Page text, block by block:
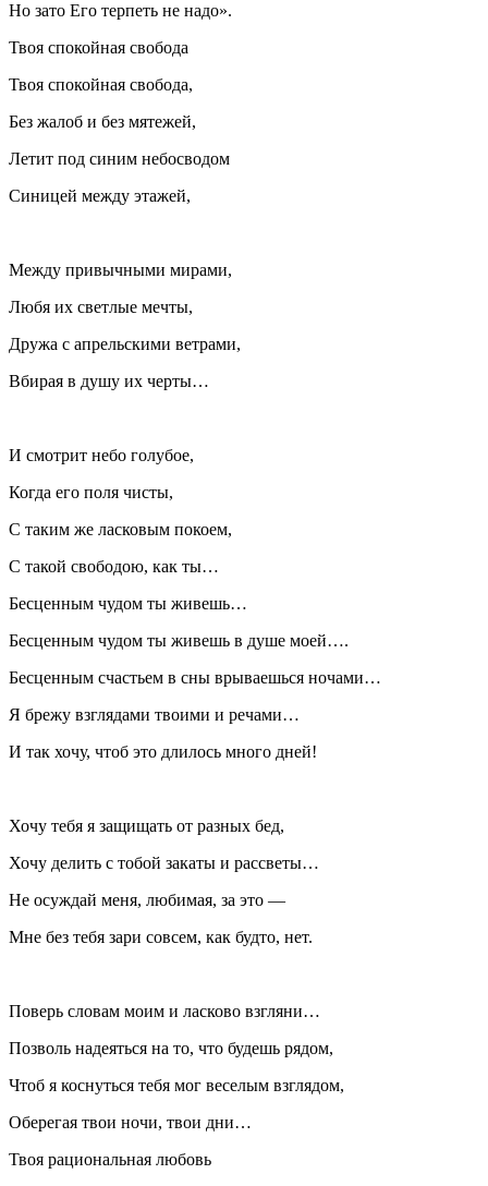
Но зато Его терпеть не надо».
Твоя спокойная свобода
Твоя спокойная свобода,
Без жалоб и без мятежей,
Летит под синим небосводом
Синицей между этажей,
Между привычными мирами,
Любя их светлые мечты,
Дружа с апрельскими ветрами,
Вбирая в душу их черты…
И смотрит небо голубое,
Когда его поля чисты,
С таким же ласковым покоем,
С такой свободою, как ты…
Бесценным чудом ты живешь…
Бесценным чудом ты живешь в душе моей….
Бесценным счастьем в сны врываешься ночами…
Я брежу взглядами твоими и речами…
И так хочу, чтоб это длилось много дней!
Хочу тебя я защищать от разных бед,
Хочу делить с тобой закаты и рассветы…
Не осуждай меня, любимая, за это —
Мне без тебя зари совсем, как будто, нет.
Поверь словам моим и ласково взгляни…
Позволь надеяться на то, что будешь рядом,
Чтоб я коснуться тебя мог веселым взглядом,
Оберегая твои ночи, твои дни…
Твоя рациональная любовь